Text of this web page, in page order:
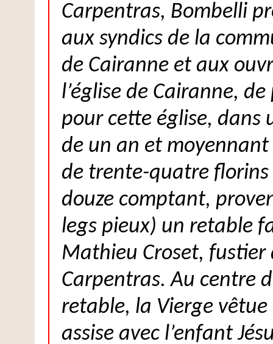
Carpentras, Bombelli
aux syndics de la
de Cairanne et aux
l’église de Cairanne,
pour cette église, dans
de un an et moyennant
de trente-quatre
douze comptant,
legs pieux) un retable
Mathieu Croset, fustier
Carpentras. Au centre
retable, la Vierge vêtue
assise avec l’enfant